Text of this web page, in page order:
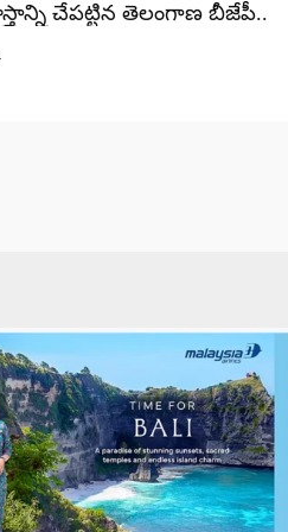
చేపట్టిన తెలంగాణ బీజేపీ..